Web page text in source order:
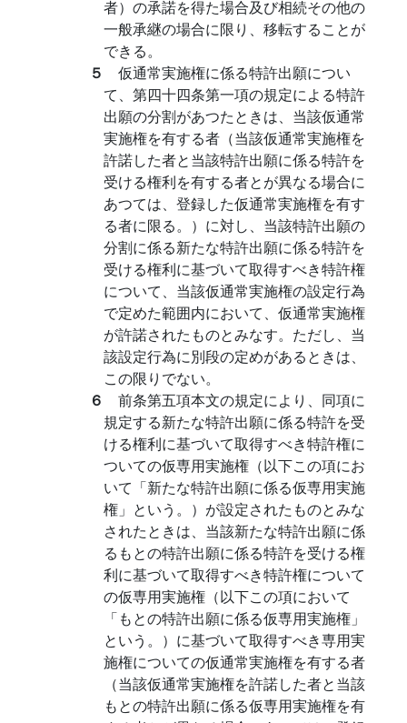
者）の承諾を得た場合及び相続その他の
一般承継の場合に限り、移転することが
できる。
５ 仮通常実施権に係る特許出願につい
て、第四十四条第一項の規定による特許
出願の分割があつたときは、当該仮通常
実施権を有する者（当該仮通常実施権を
許諾した者と当該特許出願に係る特許を
受ける権利を有する者とが異なる場合に
あつては、登録した仮通常実施権を有す
る者に限る。）に対し、当該特許出願の
分割に係る新たな特許出願に係る特許を
受ける権利に基づいて取得すべき特許権
について、当該仮通常実施権の設定行為
で定めた範囲内において、仮通常実施権
が許諾されたものとみなす。ただし、当
該設定行為に別段の定めがあるときは、
この限りでない。
６ 前条第五項本文の規定により、同項に
規定する新たな特許出願に係る特許を受
ける権利に基づいて取得すべき特許権に
ついての仮専用実施権（以下この項にお
いて「新たな特許出願に係る仮専用実施
権」という。）が設定されたものとみな
されたときは、当該新たな特許出願に係
るもとの特許出願に係る特許を受ける権
利に基づいて取得すべき特許権について
の仮専用実施権（以下この項において
「もとの特許出願に係る仮専用実施権」
という。）に基づいて取得すべき専用実
施権についての仮通常実施権を有する者
（当該仮通常実施権を許諾した者と当該
もとの特許出願に係る仮専用実施権を有